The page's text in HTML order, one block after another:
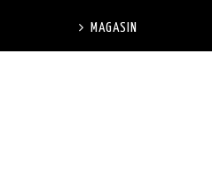
MAGASIN